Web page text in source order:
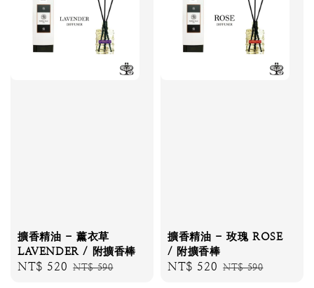
擴香精油 - 薰衣草
LAVENDER / 附擴香棒
Sale
NT$ 520 Regular
NT$ 590
擴香精油 - 玫瑰 ROSE
/ 附擴香棒
Sale
NT$ 520 Regular
NT$ 590